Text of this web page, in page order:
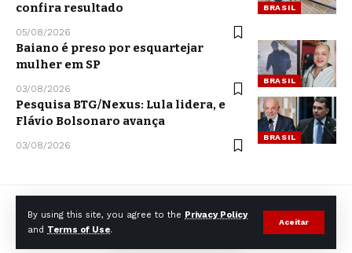
By using this site, you agree to the Privacy Policy
and Terms of Use.
Aceitar
BRASIL
confira resultado
05/08/2026
BRASIL
Baiano é preso por esquartejar
mulher em SP
03/08/2026
BRASIL
Pesquisa BTG/Nexus: Lula lidera, e
Flávio Bolsonaro avança
03/08/2026
© CCNNews. All Rights Reserved.